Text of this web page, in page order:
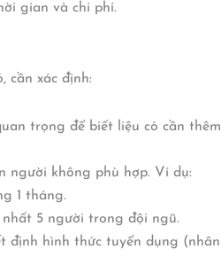
gian và chi phí.
cần xác định:
trọng để biết liệu có cần thêm
người không phù hợp. Ví dụ:
1 tháng.
5 người trong đội ngũ.
định hình thức tuyển dụng (nhân